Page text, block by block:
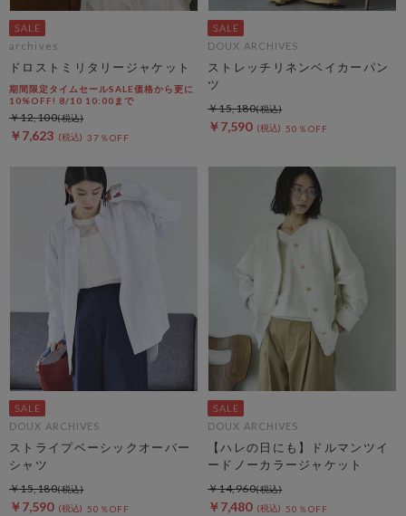
archives
ドロストミリタリージャケット
期間限定タイムセールSALE価格から更に
10%OFF! 8/10 10:00まで
￥7,623 37％OFF
￥12,100
DOUX ARCHIVES
ストレッチリネンベイカーパン
ツ
￥7,590 50％OFF
￥15,180
DOUX ARCHIVES
ストライプベーシックオーバー
シャツ
￥7,590 50％OFF
￥15,180
DOUX ARCHIVES
【ハレの日にも】ドルマンツイ
ードノーカラージャケット
￥7,480 50％OFF
￥14,960